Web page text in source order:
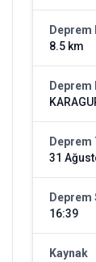
8.5 km
Deprem
Deprem
31
Deprem
16:39
Kaynak